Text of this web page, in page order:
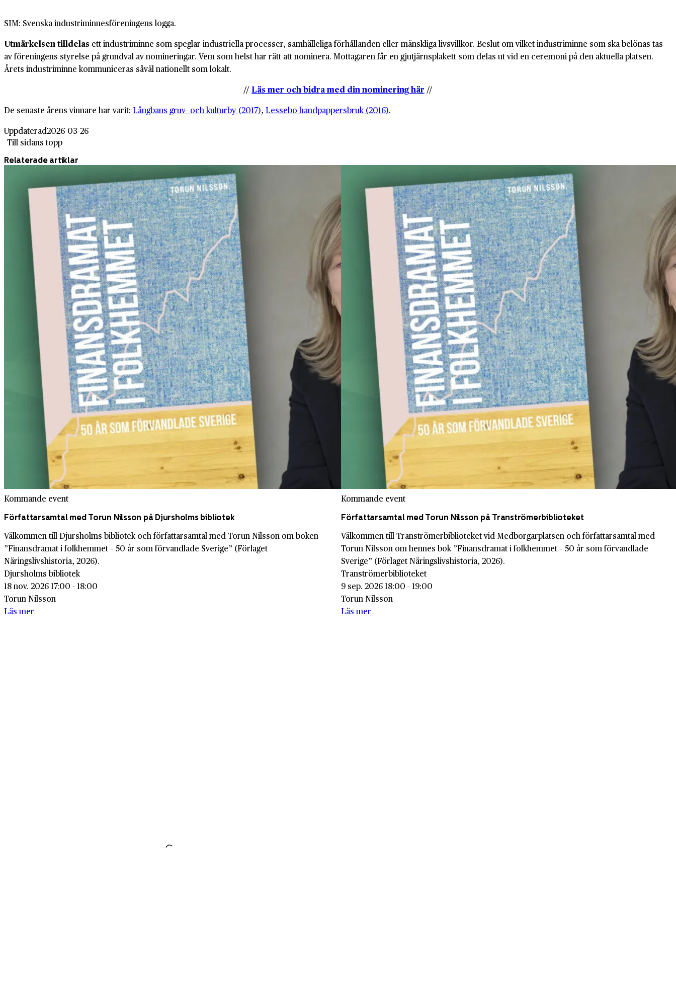
SIM: Svenska industriminnesföreningens logga.
Utmärkelsen tilldelas ett industriminne som speglar industriella processer, samhälleliga förhållanden eller mänskliga livsvillkor. Beslut om vilket industriminne som ska belönas tas
av föreningens styrelse på grundval av nomineringar. Vem som helst har rätt att nominera. Mottagaren får en gjutjärnsplakett som delas ut vid en ceremoni på den aktuella platsen.
Årets industriminne kommuniceras såväl nationellt som lokalt.
// Läs mer och bidra med din nominering här //
De senaste årens vinnare har varit: Långbans gruv- och kulturby (2017), Lessebo handpappersbruk (2016).
Uppdaterad2026-03-26
Till sidans topp
Relaterade artiklar
Kommande event
Författarsamtal med Torun Nilsson på Djursholms bibliotek
Välkommen till Djursholms bibliotek och författarsamtal med Torun Nilsson om boken
”Finansdramat i folkhemmet – 50 år som förvandlade Sverige” (Förlaget
Näringslivshistoria, 2026).
Djursholms bibliotek
18 nov. 2026 17:00 - 18:00
Torun Nilsson
Läs mer
Kommande event
Författarsamtal med Torun Nilsson på Tranströmerbiblioteket
Välkommen till Tranströmerbiblioteket vid Medborgarplatsen och författarsamtal med
Torun Nilsson om hennes bok ”Finansdramat i folkhemmet – 50 år som förvandlade
Sverige” (Förlaget Näringslivshistoria, 2026).
Tranströmerbiblioteket
9 sep. 2026 18:00 - 19:00
Torun Nilsson
Läs mer